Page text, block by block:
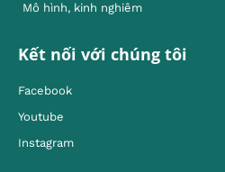
Mô hình, kinh nghiêm
Kết nối với chúng tôi
Facebook
Youtube
Instagram